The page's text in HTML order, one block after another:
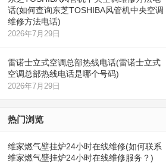
话(如何查询东芝TOSHIBA风管机中央空调
维修方法电话)
2026年7月29日
雷诺士立式空调总部热线电话(雷诺士立式
空调总部热线电话是哪个号码)
2026年7月29日
热门浏览
维家燃气壁挂炉24小时在线维修(如何联系
维家燃气壁挂炉24小时在线维修服务？)